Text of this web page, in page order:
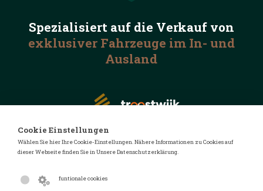
Spezialisiert auf die Verkauf von
exklusiver Fahrzeuge im In- und
Ausland
© 2026 Automotive Auctions
Datenschutzerklärung
Cookie Einstellungen
Wählen Sie hier Ihre Cookie-Einstellungen. Nähere Informationen zu Cookies auf
dieser Webseite finden Sie in Unsere Datenschutzerklärung.
funtionale cookies